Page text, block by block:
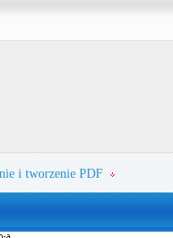
i tworzenie PDF